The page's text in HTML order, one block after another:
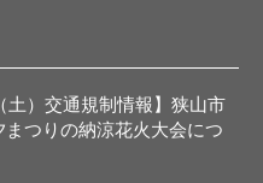
土）交通規制情報】狭山市
まつりの納涼花火大会につ